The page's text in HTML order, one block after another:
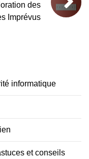
des
Imprévus
informatique
et conseils